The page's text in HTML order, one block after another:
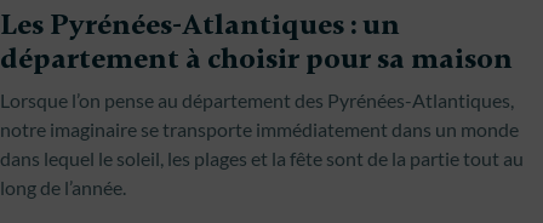
Les Pyrénées-Atlantiques : un
département à choisir pour sa maison
Lorsque l’on pense au département des Pyrénées-Atlantiques,
notre imaginaire se transporte immédiatement dans un monde
dans lequel le soleil, les plages et la fête sont de la partie tout au
long de l’année.